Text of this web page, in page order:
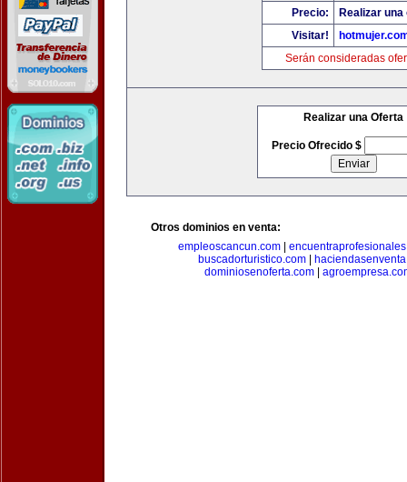
Precio:
Realizar
Visitar!
Serán consideradas
Realizar una Oferta
Precio Ofrecido $
Otros dominios en venta:
empleoscancun.com
buscadorturistico.com|
dominiosenoferta.com